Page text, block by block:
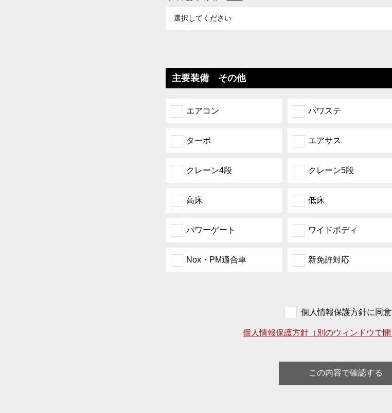
主要装備 その他
エアコン パワステ
ターボ エアサス
クレーン4段 クレーン5段
高床 低床
パワーゲート ワイドボディ
Nox・PM適合車 新免許対応
個人情報保護方針に同
個人情報保護方針（別のウィンドウで開